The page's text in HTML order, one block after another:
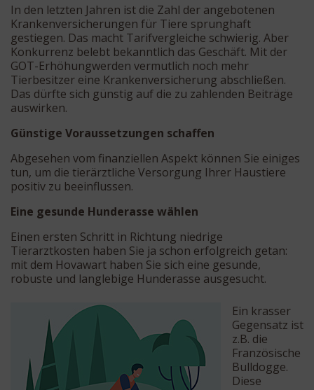
In den letzten Jahren ist die Zahl der angebotenen
Krankenversicherungen für Tiere sprunghaft
gestiegen. Das macht Tarifvergleiche schwierig. Aber
Konkurrenz belebt bekanntlich das Geschäft. Mit der
GOT-Erhöhungwerden vermutlich noch mehr
Tierbesitzer eine Krankenversicherung abschließen.
Das dürfte sich günstig auf die zu zahlenden Beiträge
auswirken.
Günstige Voraussetzungen schaffen
Abgesehen vom finanziellen Aspekt können Sie einiges
tun, um die tierärztliche Versorgung Ihrer Haustiere
positiv zu beeinflussen.
Eine gesunde Hunderasse wählen
Einen ersten Schritt in Richtung niedrige
Tierarztkosten haben Sie ja schon erfolgreich getan:
mit dem Hovawart haben Sie sich eine gesunde,
robuste und langlebige Hunderasse ausgesucht.
Ein krasser
Gegensatz ist
z.B. die
Französische
Bulldogge.
Diese